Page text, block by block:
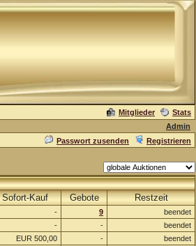
Mitglieder
Stats
Admin
Passwort zusenden Registrieren
Sofort-Kauf Gebote Restzeit
- 9
beendet
- -
beendet
EUR 500,00 -
beendet